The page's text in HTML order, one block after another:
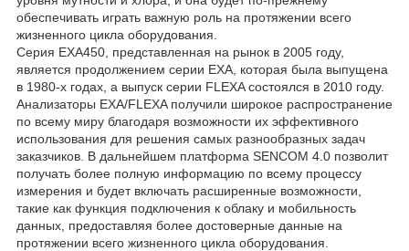
обеспечивать играть важную роль на протяжении всего
жизненного цикла оборудования.
Серия EXA450, представленная на рынок в 2005 году,
является продолжением серии EXA, которая была выпущена
в 1980-х годах, а выпуск серии FLEXA состоялся в 2010 году.
Анализаторы EXA/FLEXA получили широкое распространение
по всему миру благодаря возможности их эффективного
использования для решения самых разнообразных задач
заказчиков. В дальнейшем платформа SENCOM 4.0 позволит
получать более полную информацию по всему процессу
измерения и будет включать расширенные возможности,
такие как функция подключения к облаку и мобильность
данных, предоставляя более достоверные данные на
протяжении всего жизненного цикла оборудования.